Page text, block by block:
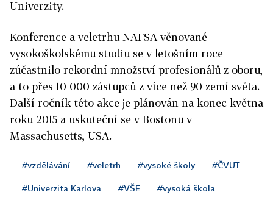
Univerzity.
Konference a veletrhu NAFSA věnované
vysokoškolskému studiu se v letošním roce
zúčastnilo rekordní množství profesionálů z oboru,
a to přes 10 000 zástupců z více než 90 zemí světa.
Další ročník této akce je plánován na konec května
roku 2015 a uskuteční se v Bostonu v
Massachusetts, USA.
#vzdělávání #veletrh #vysoké školy #ČVUT
#Univerzita Karlova #VŠE #vysoká škola